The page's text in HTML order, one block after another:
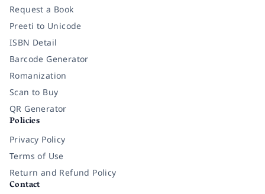
Request a Book
Preeti to Unicode
ISBN Detail
Barcode Generator
Romanization
Scan to Buy
QR Generator
Policies
Privacy Policy
Terms of Use
Return and Refund Policy
Contact